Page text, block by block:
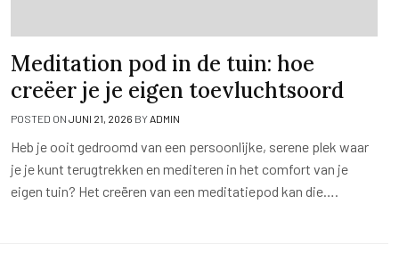
Meditation pod in de tuin: hoe
creëer je je eigen toevluchtsoord
POSTED ON JUNI 21, 2026 BYADMIN
Heb je ooit gedroomd van een persoonlijke, serene plek waar
je je kunt terugtrekken en mediteren in het comfort van je
eigen tuin? Het creëren van een meditatiepod kan die….